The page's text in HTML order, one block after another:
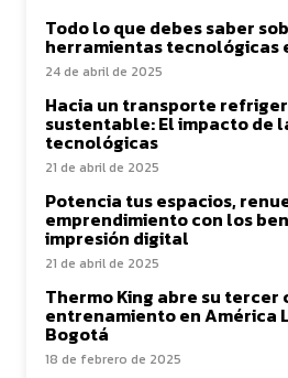
Todo lo que debes saber
herramientas tecnológicas
24 de abril de 2025
Hacia un transporte
sustentable: El impacto de
tecnológicas
21 de abril de 2025
Potencia tus espacios,
emprendimiento con los
impresión digital
21 de abril de 2025
Thermo King abre su tercer
entrenamiento en América
Bogotá
18 de febrero de 2025